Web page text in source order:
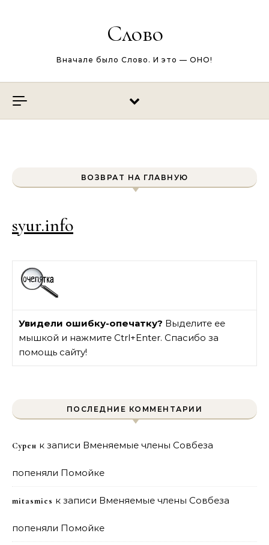
Слово
Вначале было Слово. И это — ОНО!
ВОЗВРАТ НА ГЛАВНУЮ
syur.info
Увидели ошибку-опечатку? Выделите ее
мышкой и нажмите Ctrl+Enter. Спасибо за
помощь сайту!
ПОСЛЕДНИЕ КОММЕНТАРИИ
Сурен к записи Вменяемые члены Совбеза
попеняли Помойке
mitasmies к записи Вменяемые члены Совбеза
попеняли Помойке